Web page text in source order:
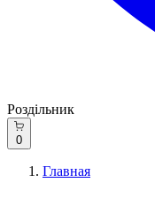
Роздільник
0
Главная